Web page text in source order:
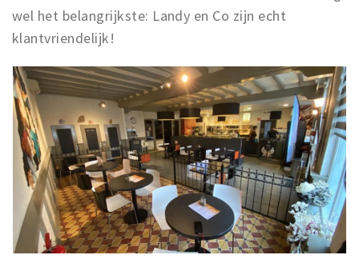
wel het belangrijkste: Landy en Co zijn echt
klantvriendelijk!